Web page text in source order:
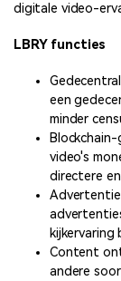
digitale video-
LBRY functies
een
minder
video's
directere
kijkervaring
Content
andere